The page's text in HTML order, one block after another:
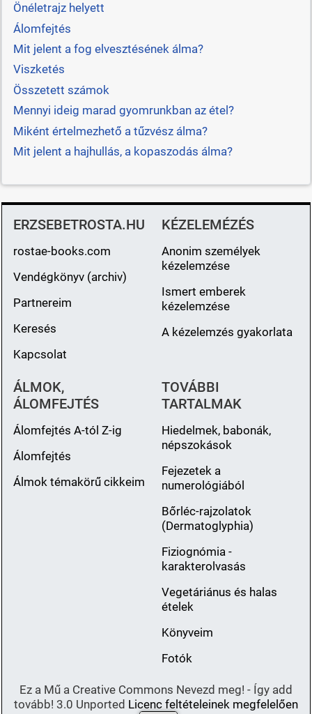
Önéletrajz helyett
Álomfejtés
Mit jelent a fog elvesztésének álma?
Viszketés
Összetett számok
Mennyi ideig marad gyomrunkban az étel?
Miként értelmezhető a tűzvész álma?
Mit jelent a hajhullás, a kopaszodás álma?
ERZSEBETROSTA.HU
rostae-books.com
Vendégkönyv (archiv)
Partnereim
Keresés
Kapcsolat
KÉZELEMÉZÉS
Anonim személyek
kézelemzése
Ismert emberek
kézelemzése
A kézelemzés gyakorlata
ÁLMOK,
ÁLOMFEJTÉS
Álomfejtés A-tól Z-ig
Álomfejtés
Álmok témakörű cikkeim
TOVÁBBI
TARTALMAK
Hiedelmek, babonák,
népszokások
Fejezetek a
numerológiából
Bőrléc-rajzolatok
(Dermatoglyphia)
Fiziognómia -
karakterolvasás
Vegetáriánus és halas
ételek
Könyveim
Fotók
Ez a Mű a Creative Commons Nevezd meg! - Így add
tovább! 3.0 Unported Licenc feltételeinek megfelelően